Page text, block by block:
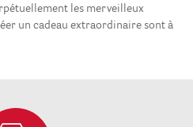
les merveilleux
un cadeau extraordinaire sont à